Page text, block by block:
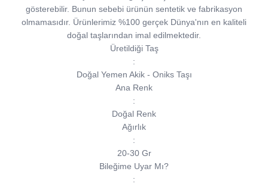
gösterebilir. Bunun sebebi ürünün sentetik ve fabrikasyon
olmamasıdır. Ürünlerimiz %100 gerçek Dünya'nın en kaliteli
doğal taşlarından imal edilmektedir.
Üretildiği Taş
:
Doğal Yemen Akik - Oniks Taşı
Ana Renk
:
Doğal Renk
Ağırlık
:
20-30 Gr
Bileğime Uyar Mı?
: